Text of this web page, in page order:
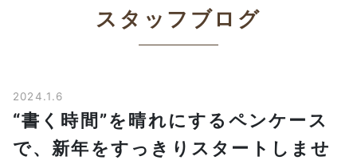
スタッフブログ
2024.1.6
“書く時間”を晴れにするペンケース
で、新年をすっきりスタートしませ